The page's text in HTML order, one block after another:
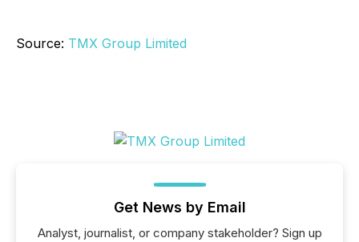
Source: TMX Group Limited
Get News by Email
Analyst, journalist, or company stakeholder? Sign up